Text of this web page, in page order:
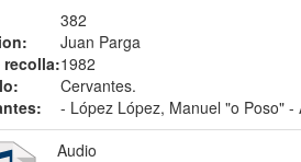
382
Juan Parga
1982
Cervantes.
- López López, Manuel "o Poso" -
Audio